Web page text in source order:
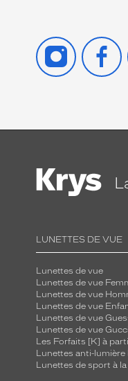
INSTAGRAM
LUNETTES DE VUE
Lunettes de vue
Lunettes de vue
Lunettes de vue
Lunettes de vue
Lunettes de vue
Lunettes de vue Gucci
Les Forfaits [K] à
Lunettes anti-lumière
Lunettes de sport à